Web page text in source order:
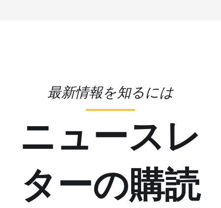
最新情報を知るには
ニュースレ
ターの購読